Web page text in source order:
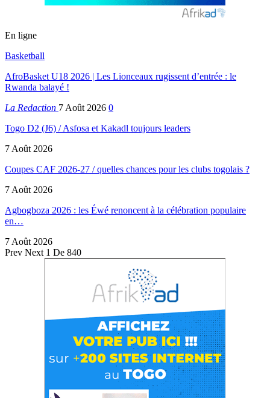
En ligne
Basketball
AfroBasket U18 2026 | Les Lionceaux rugissent d’entrée : le
Rwanda balayé !
La Redaction 7 Août 2026 0
Togo D2 (J6) / Asfosa et Kakadl toujours leaders
7 Août 2026
Coupes CAF 2026-27 / quelles chances pour les clubs togolais ?
7 Août 2026
Agbogboza 2026 : les Éwé renoncent à la célébration populaire
en…
7 Août 2026
Prev Next 1 De 840